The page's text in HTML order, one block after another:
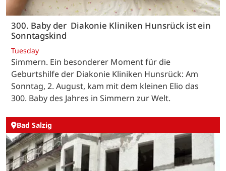
300. Baby der Diakonie Kliniken Hunsrück ist ein
Sonntagskind
Tuesday
Simmern. Ein besonderer Moment für die
Geburtshilfe der Diakonie Kliniken Hunsrück: Am
Sonntag, 2. August, kam mit dem kleinen Elio das
300. Baby des Jahres in Simmern zur Welt.
Bad Salzig